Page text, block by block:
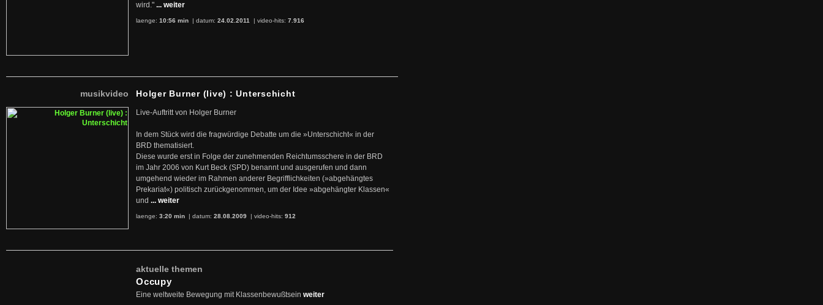
wird." ... weiter
laenge: 10:56 min | datum: 24.02.2011 | video-hits: 7.916
musikvideo Holger Burner (live) : Unterschicht
Live-Auftritt von Holger Burner
In dem Stück wird die fragwürdige Debatte um die »Unterschicht« in der
BRD thematisiert.
Diese wurde erst in Folge der zunehmenden Reichtumsschere in der BRD
im Jahr 2006 von Kurt Beck (SPD) benannt und ausgerufen und dann
umgehend wieder im Rahmen anderer Begrifflichkeiten (»abgehängtes
Prekariat«) politisch zurückgenommen, um der Idee »abgehängter Klassen«
und ... weiter
laenge: 3:20 min | datum: 28.08.2009 | video-hits: 912
aktuelle themen
Occupy
Eine weltweite Bewegung mit Klassenbewußtsein weiter